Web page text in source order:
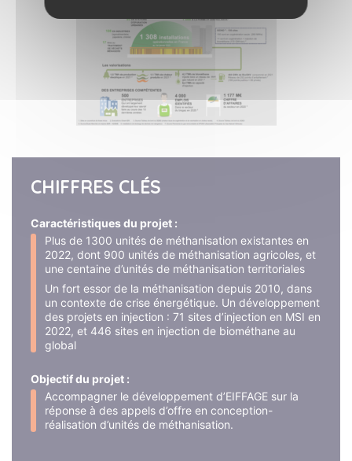
CHIFFRES CLÉS
Caractéristiques du projet :
Plus de 1300 unités de méthanisation existantes en
2022, dont 900 unités de méthanisation agricoles, et
une centaine d’unités de méthanisation territoriales
Un fort essor de la méthanisation depuis 2010, dans
un contexte de crise énergétique. Un développement
des projets en injection : 71 sites d’injection en MSI en
2022, et 446 sites en injection de biométhane au
global
Objectif du projet :
Accompagner le développement d’EIFFAGE sur la
réponse à des appels d’offre en conception-
réalisation d’unités de méthanisation.